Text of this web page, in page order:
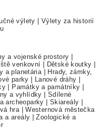
výlety
Výlety za historií
a vojenské prostory
venkovní Dětské koutky
a planetária|
Hrady, zámky,
parky Lanové dráhy
Památky a památníky
a vyhlídky
Sdílené
archeoparky Skiareály
hra|Westernová městečka
a areály |Zoologické a